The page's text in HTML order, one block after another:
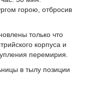
горою, отбросив
только что
корпуса и
перемирия.
в тылу позиции